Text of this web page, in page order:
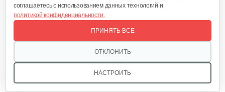
соглашаетесь с использованием данных технологий и
политикой конфиденциальности.
НАСТРОИТЬ
ОТКЛОНИТЬ
ПРИНЯТЬ ВСЕ